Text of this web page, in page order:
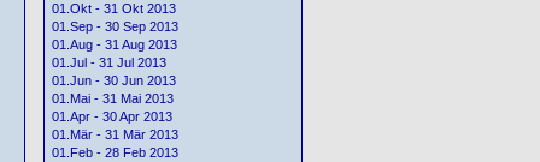
01.Okt - 31 Okt 2013
01.Sep - 30 Sep 2013
01.Aug - 31 Aug 2013
01.Jul - 31 Jul 2013
01.Jun - 30 Jun 2013
01.Mai - 31 Mai 2013
01.Apr - 30 Apr 2013
01.Mär - 31 Mär 2013
01.Feb - 28 Feb 2013